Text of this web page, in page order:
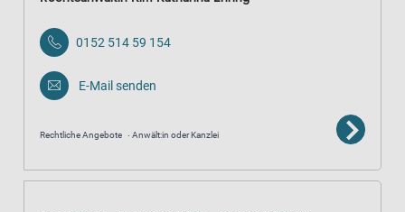
0152 514 59 154
E-Mail senden
Rechtliche Angebote Anwält:in oder Kanzlei